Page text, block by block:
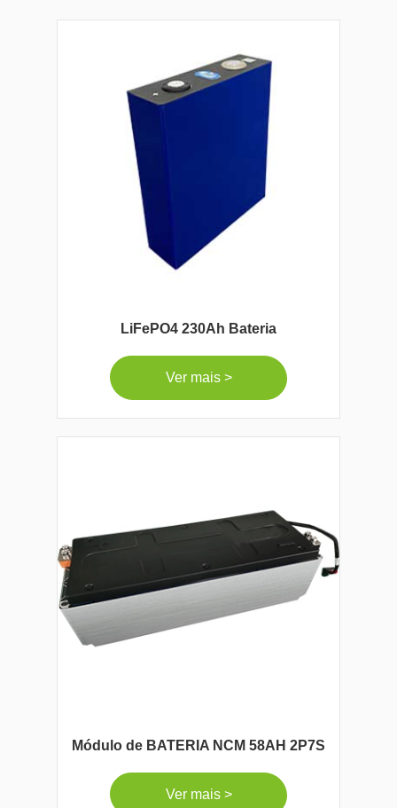
LiFePO4 230Ah Bateria
Ver mais >
Módulo de BATERIA NCM 58AH 2P7S
Ver mais >